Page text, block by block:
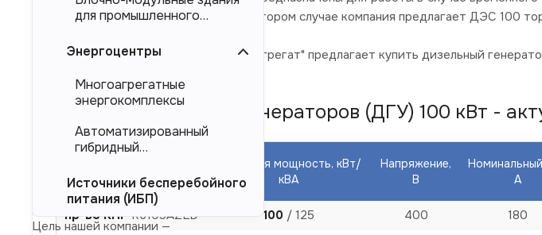
магистральных электросетей. Во втором случае компания предлагает ДЭС 100
Компания "Торговый Дом Электроагрегат" предлагает купить дизельный
Модели дизельных генераторов (ДГУ) 100 кВт -
Двигатель
Основная мощность, кВт/
кВА
Напряжение,
В
А
пр-во КНР R6105AZLD 100 / 125 400 180
для промышленного
оборудования (БМЗ)
Энергоцентры
Многоагрегатные
энергокомплексы
Автоматизированный
гибридный
Источники бесперебойного
питания (ИБП)
Цель нашей компании —